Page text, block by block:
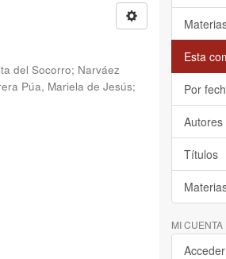
del Socorro; Narváez
Púa, Mariela de Jesús;
Esta
Por
Autores
Títulos
MI CUENTA
Acceder